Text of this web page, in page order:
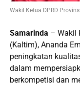
Wakil Ketua DPRD
Samarinda – Wakil
(Kaltim), Ananda
peningkatan
dalam
berkompetisi dan